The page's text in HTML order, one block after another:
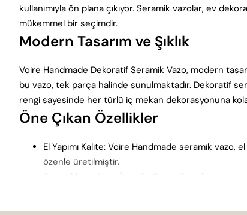
kullanımıyla ön plana çıkıyor. Seramik vazolar, ev
mükemmel bir seçimdir.
Modern Tasarım ve Şıklık
Voire Handmade Dekoratif Seramik Vazo, modern
bu vazo, tek parça halinde sunulmaktadır. Dekoratif
rengi sayesinde her türlü iç mekan dekorasyonuna
Öne Çıkan Özellikler
El Yapımı Kalite: Voire Handmade seramik
özenle üretilmiştir.
Dayanıklı ve Uzun Ömürlü: Seramik malzemesi,